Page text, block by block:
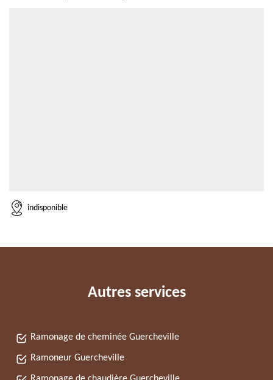
indisponible
Autres services
Ramonage de cheminée Guercheville
Ramoneur Guercheville